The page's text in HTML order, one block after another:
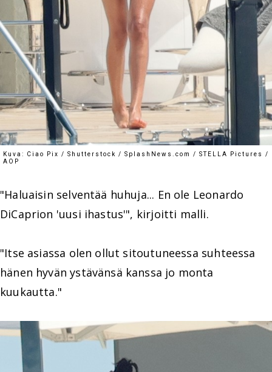
Kuva: Ciao Pix / Shutterstock / SplashNews.com / STELLA Pictures /
AOP
"Haluaisin selventää huhuja... En ole Leonardo
DiCaprion 'uusi ihastus'", kirjoitti malli.
"Itse asiassa olen ollut sitoutuneessa suhteessa
hänen hyvän ystävänsä kanssa jo monta
kuukautta."